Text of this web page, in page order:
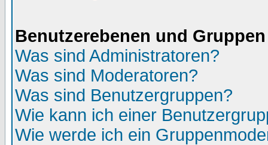
Benutzerebenen und Gruppen
Was sind Administratoren?
Was sind Moderatoren?
Was sind Benutzergruppen?
Wie kann ich einer
Wie werde ich ein